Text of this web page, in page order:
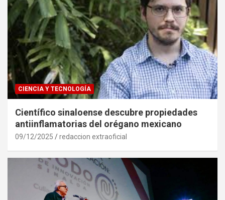
CIENCIA Y TECNOLOGÍA
Científico sinaloense descubre propiedades
antiinflamatorias del orégano mexicano
09/12/2025 redaccion extraoficial